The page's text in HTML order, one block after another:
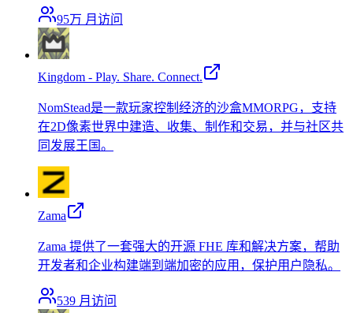
95万 月访问
Kingdom - Play. Share. Connect.
NomStead是一款玩家控制经济的沙盒MMORPG，支持
在2D像素世界中建造、收集、制作和交易，并与社区共
同发展王国。
Zama
Zama 提供了一套强大的开源 FHE 库和解决方案，帮助
开发者和企业构建端到端加密的应用，保护用户隐私。
539 月访问